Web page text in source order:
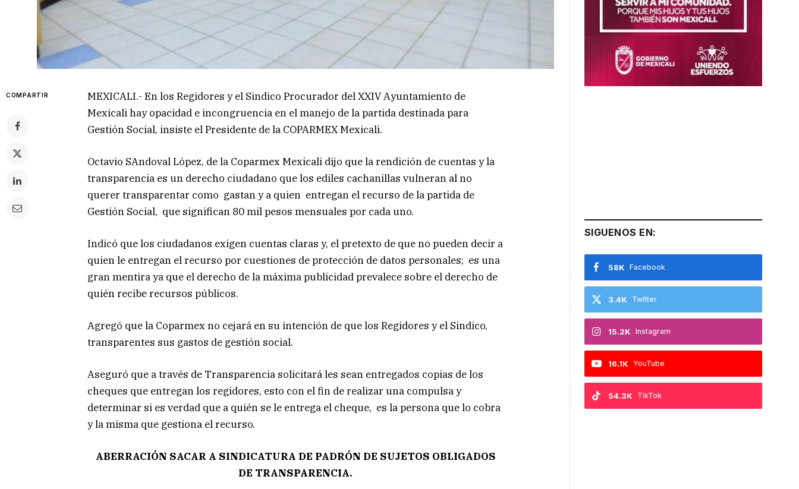
COMPARTIR
MEXICALI.- En los Regidores y el Sindico Procurador del XXIV Ayuntamiento de
Mexicali hay opacidad e incongruencia en el manejo de la partida destinada para
Gestión Social, insiste el Presidente de la COPARMEX Mexicali.
Octavio SAndoval López, de la Coparmex Mexicali dijo que la rendición de cuentas y la
transparencia es un derecho ciudadano que los ediles cachanillas vulneran al no
querer transparentar como gastan y a quien entregan el recurso de la partida de
Gestión Social, que significan 80 mil pesos mensuales por cada uno.
Indicó que los ciudadanos exigen cuentas claras y, el pretexto de que no pueden decir a
quien le entregan el recurso por cuestiones de protección de datos personales; es una
gran mentira ya que el derecho de la máxima publicidad prevalece sobre el derecho de
quién recibe recursos públicos.
Agregó que la Coparmex no cejará en su intención de que los Regidores y el Sindico,
transparentes sus gastos de gestión social.
Aseguró que a través de Transparencia solicitará les sean entregados copias de los
cheques que entregan los regidores, esto con el fin de realizar una compulsa y
determinar si es verdad que a quién se le entrega el cheque, es la persona que lo cobra
y la misma que gestiona el recurso.
ABERRACIÓN SACAR A SINDICATURA DE PADRÓN DE SUJETOS OBLIGADOS
DE TRANSPARENCIA.
SIGUENOS EN:
Facebook
58K
Twitter
3.4K
Instagram
15.2K
YouTube
16.1K
TikTok
54.3K